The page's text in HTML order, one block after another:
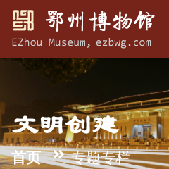
文明创建
首页 专题专栏